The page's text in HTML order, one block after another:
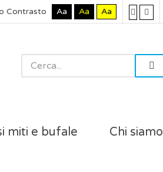
Contrasto Aa Aa Aa
miti e bufale Chi siamo